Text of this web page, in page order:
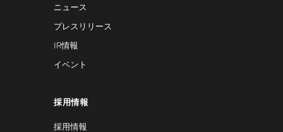
ニュース
プレスリリース
IR情報
イベント
採用情報
採用情報